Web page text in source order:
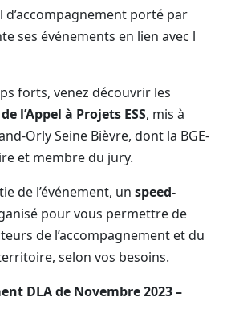
d’accompagnement porté par
ses événements en lien avec l
forts, venez découvrir les
l’Appel à Projets ESS, mis à
Orly Seine Bièvre, dont la BGE-
et membre du jury.
de l’événement, un speed-
pour vous permettre de
de l’accompagnement et du
selon vos besoins.
DLA de Novembre 2023 –